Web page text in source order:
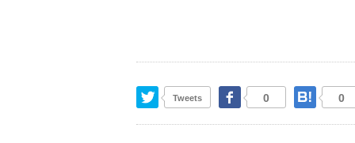
Tweets
Twitter 0
Facebook 0
は